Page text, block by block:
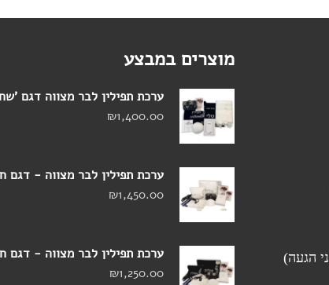
מוצרים במבצע
ערכת תפילין לבר מצווה דגם
₪1,400.00
ערכת תפילין לבר מצווה - דגם
₪1,450.00
ערכת תפילין לבר מצווה - דגם
₪1,250.00